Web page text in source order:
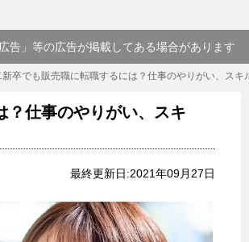
告」等の広告が掲載してある場合があります
卒でも販売職に転職するには？仕事のやりがい、スキ
？仕事のやりがい、スキ
最終更新日:2021年09月27日